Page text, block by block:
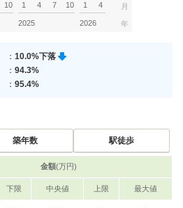
10 1 4 7 10
2025
1 4
2026
月
年
： 10.0%下落
： 94.3%
： 95.4%
築年数 駅徒歩
金額(万円)
下限 中央値 上限 最大値